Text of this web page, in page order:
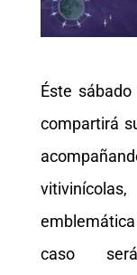
Éste
compartirá
emblemática
caso